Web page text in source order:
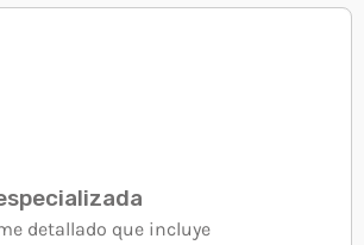
2025
detallado que incluye